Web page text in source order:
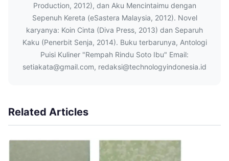
Production, 2012), dan Aku Mencintaimu dengan
Sepenuh Kereta (eSastera Malaysia, 2012). Novel
karyanya: Koin Cinta (Diva Press, 2013) dan Separuh
Kaku (Penerbit Senja, 2014). Buku terbarunya, Antologi
Puisi Kuliner "Rempah Rindu Soto Ibu" Email:
setiakata@gmail.com, redaksi@technologyindonesia.id
Related Articles